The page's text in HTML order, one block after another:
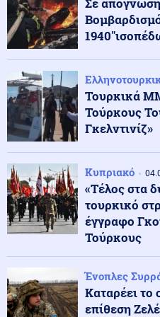
Οι ΗΠΑ ανέστειλαν
Μεξικό για λόγους
Κόσμος 05.08.2026 -
Ο Πεζεσκιάν
Μοτζτάμπα Χαμενεΐ
Ένοπλες Συρράξεις
Ετοιμάζονται για
παρέλαβε υποβρύχιο
σωλήνες κάθετης
05.08.2026 - 23:00
ΘΕΛΟΥΝ ΝΑ ΒΓΑΛΟΥΝ
νομικοί υπέγραψαν
Κόσμος 05.08.2026 -
Υποψήφιος
Σε
Τουρκικά
Τούρκους
Γκελντινίζ»
Κυπριακό
«Τέλος στα
τουρκικό
έγγραφο
Τούρκους
Ένοπλες
Καταρέει
επίθεση